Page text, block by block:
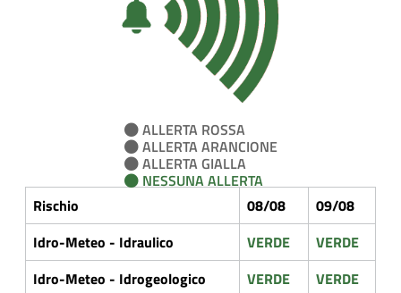
ALLERTA ROSSA
ALLERTA ARANCIONE
ALLERTA GIALLA
NESSUNA ALLERTA
Rischio
08/08
09/08
Idro-Meteo - Idraulico
VERDE
VERDE
Idro-Meteo - Idrogeologico
VERDE
VERDE